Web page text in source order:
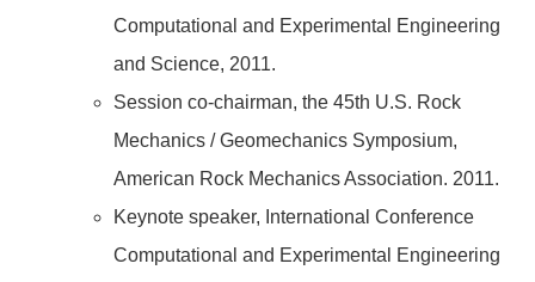
Computational and Experimental Engineering
and Science, 2011.
Session co-chairman, the 45th U.S. Rock
Mechanics / Geomechanics Symposium,
American Rock Mechanics Association. 2011.
Keynote speaker, International Conference
Computational and Experimental Engineering